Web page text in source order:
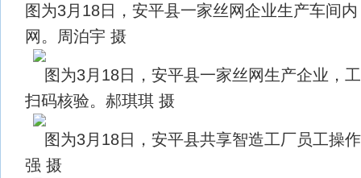
图为3月18日，安平县一家丝网企业生产车间
网。周泊宇 摄
图为3月18日，安平县一家丝网生产企业，
扫码核验。郝琪琪 摄
图为3月18日，安平县共享智造工厂员工操
强 摄